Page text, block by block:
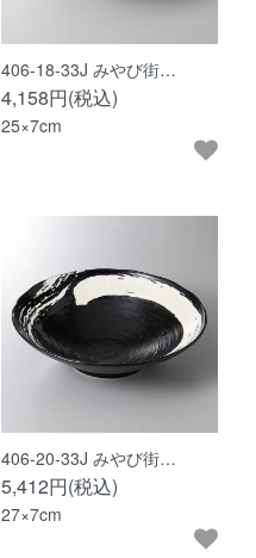
406-18-33J みやび街…
4,158円(税込)
25×7cm
406-20-33J みやび街…
5,412円(税込)
27×7cm